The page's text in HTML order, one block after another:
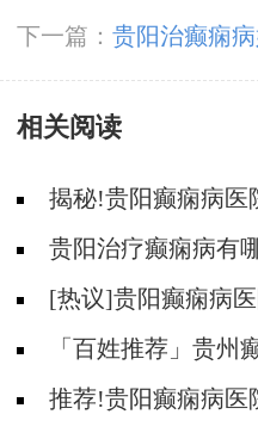
京专家博士亲诊+大额
康过年！
下一篇： 贵阳治癫痫
病人用哪个什么药？
相关阅读
揭秘!贵阳癫痫病医
得癫痫呢
贵阳治疗癫痫病有
遗传性癫痫病?
[热议]贵阳癫痫病
会得羊儿疯病？
「百姓推荐」贵州
作的原因是什么？
推荐!贵阳癫痫病医